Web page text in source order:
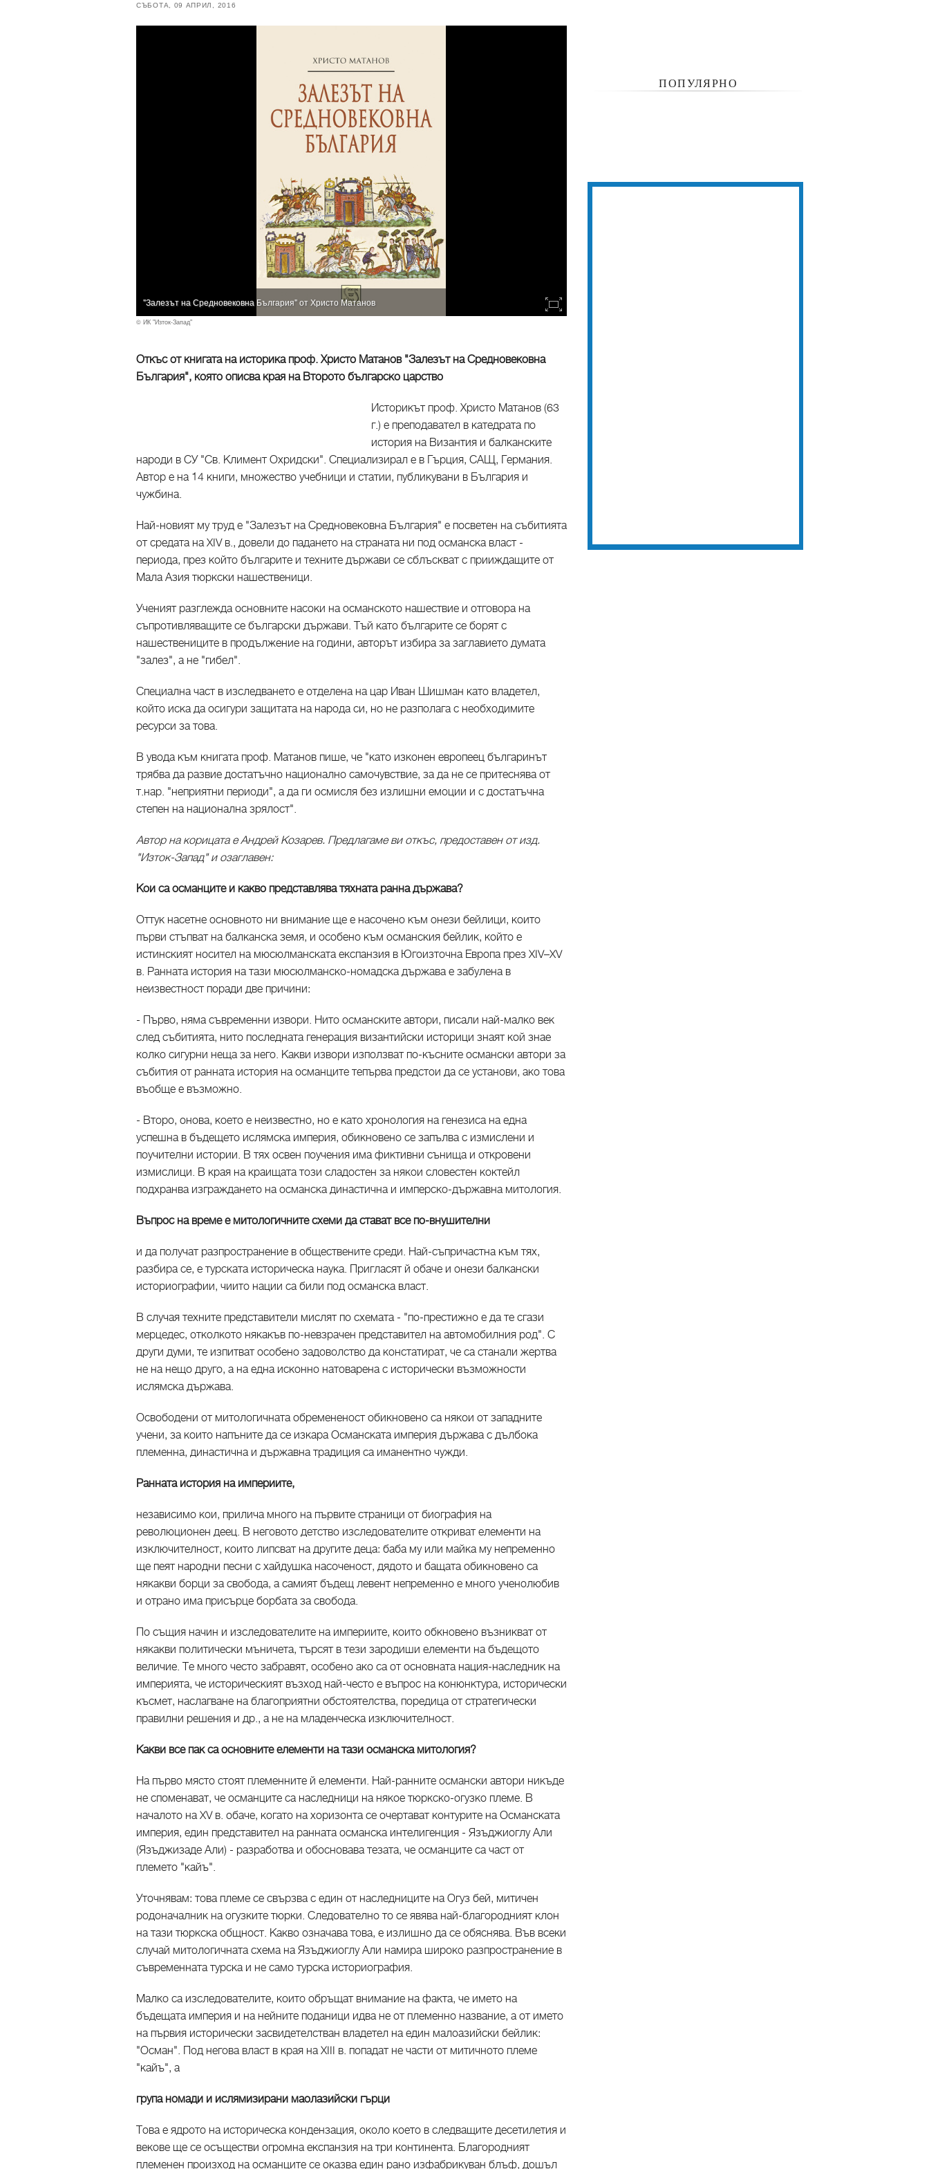
СЪБОТА, 09 АПРИЛ, 2016
"Залезът на Средновековна България" от Христо Матанов
© ИК "Изток-Запад"
Откъс от книгата на историка проф. Христо Матанов "Залезът на Средновековна
България", която описва края на Второто българско царство
Историкът проф. Христо Матанов (63
г.) е преподавател в катедрата по
история на Византия и балканските
народи в СУ "Св. Климент Охридски". Специализирал е в Гърция, САЩ, Германия.
Автор е на 14 книги, множество учебници и статии, публикувани в България и
чужбина.
Най-новият му труд е "Залезът на Средновековна България" е посветен на събитията
от средата на XIV в., довели до падането на страната ни под османска власт -
периода, през който българите и техните държави се сблъскват с прииждащите от
Мала Азия тюркски нашественици.
Ученият разглежда основните насоки на османското нашествие и отговора на
съпротивляващите се български държави. Тъй като българите се борят с
нашествениците в продължение на години, авторът избира за заглавието думата
"залез", а не "гибел".
Специална част в изследването е отделена на цар Иван Шишман като владетел,
който иска да осигури защитата на народа си, но не разполага с необходимите
ресурси за това.
В увода към книгата проф. Матанов пише, че "като изконен европеец българинът
трябва да развие достатъчно национално самочувствие, за да не се притеснява от
т.нар. "неприятни периоди", а да ги осмисля без излишни емоции и с достатъчна
степен на национална зрялост".
Автор на корицата е Андрей Козарев. Предлагаме ви откъс, предоставен от изд.
"Изток-Запад" и озаглавен:
Кои са османците и какво представлява тяхната ранна държава?
Оттук насетне основното ни внимание ще е насочено към онези бейлици, които
първи стъпват на балканска земя, и особено към османския бейлик, който е
истинският носител на мюсюлманската експанзия в Югоизточна Европа през XIV–XV
в. Ранната история на тази мюсюлманско-номадска държава е забулена в
неизвестност поради две причини:
- Първо, няма съвременни извори. Нито османските автори, писали най-малко век
след събитията, нито последната генерация византийски историци знаят кой знае
колко сигурни неща за него. Какви извори използват по-късните османски автори за
събития от ранната история на османците тепърва предстои да се установи, ако това
въобще е възможно.
- Второ, онова, което е неизвестно, но е като хронология на генезиса на една
успешна в бъдещето ислямска империя, обикновено се запълва с измислени и
поучителни истории. В тях освен поучения има фиктивни сънища и откровени
измислици. В края на краищата този сладостен за някои словестен коктейл
подхранва изграждането на османска династична и имперско-държавна митология.
Въпрос на време е митологичните схеми да стават все по-внушителни
и да получат разпространение в обществените среди. Най-съпричастна към тях,
разбира се, е турската историческа наука. Пригласят й обаче и онези балкански
историографии, чиито нации са били под османска власт.
В случая техните представители мислят по схемата - "по-престижно е да те сгази
мерцедес, отколкото някакъв по-невзрачен представител на автомобилния род". С
други думи, те изпитват особено задоволство да констатират, че са станали жертва
не на нещо друго, а на една исконно натоварена с исторически възможности
ислямска държава.
Освободени от митологичната обремененост обикновено са някои от западните
учени, за които напъните да се изкара Османската империя държава с дълбока
племенна, династична и държавна традиция са иманентно чужди.
Ранната история на империите,
независимо кои, прилича много на първите страници от биография на
революционен деец. В неговото детство изследователите откриват елементи на
изключителност, които липсват на другите деца: баба му или майка му непременно
ще пеят народни песни с хайдушка насоченост, дядото и бащата обикновено са
някакви борци за свобода, а самият бъдещ левент непременно е много ученолюбив
и отрано има присърце борбата за свобода.
По същия начин и изследователите на империите, които обкновено възникват от
някакви политически мъничета, търсят в тези зародиши елементи на бъдещото
величие. Те много често забравят, особено ако са от основната нация-наследник на
империята, че историческият възход най-често е въпрос на конюнктура, исторически
късмет, наслагване на благоприятни обстоятелства, поредица от стратегически
правилни решения и др., а не на младенческа изключителност.
Какви все пак са основните елементи на тази османска митология?
На първо място стоят племенните й елементи. Най-ранните османски автори никъде
не споменават, че османците са наследници на някое тюркско-огузко племе. В
началото на XV в. обаче, когато на хоризонта се очертават контурите на Османската
империя, един представител на ранната османска интелигенция - Язъджиоглу Али
(Язъджизаде Али) - разработва и обосновава тезата, че османците са част от
племето "кайъ".
Уточнявам: това племе се свързва с един от наследниците на Огуз бей, митичен
родоначалник на огузките тюрки. Следователно то се явява най-благородният клон
на тази тюркска общност. Какво означава това, е излишно да се обяснява. Във всеки
случай митологичната схема на Язъджиоглу Али намира широко разпространение в
съвременната турска и не само турска историография.
Малко са изследователите, които обръщат внимание на факта, че името на
бъдещата империя и на нейните поданици идва не от племенно название, а от името
на първия исторически засвидетелстван владетел на един малоазийски бейлик:
"Осман". Под негова власт в края на XIII в. попадат не части от митичното племе
"кайъ", а
група номади и ислямизирани маолазийски гърци
Това е ядрото на историческа кондензация, около което в следващите десетилетия и
векове ще се осъществи огромна експанзия на три континента. Благородният
племенен произход на османците се оказва един рано изфабрикуван блъф, дошъл
ПОПУЛЯРНО